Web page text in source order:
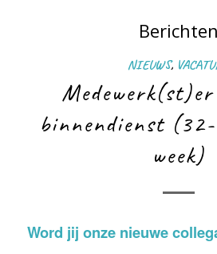
Berichten
NIEUWS,
Medewerk(st)er
binnendienst
week)
Word jij onze nieuwe